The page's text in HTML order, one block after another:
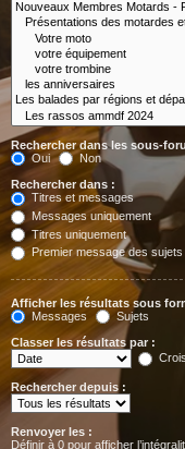
Rechercher dans les sous-
Oui
Non
Rechercher dans :
Titres et messages
Messages uniquement
Titres uniquement
Premier message des sujets
Afficher les résultats sous
Messages
Sujets
Classer les résultats par :
Rechercher depuis :
Renvoyer les :
Définir à 0 pour afficher